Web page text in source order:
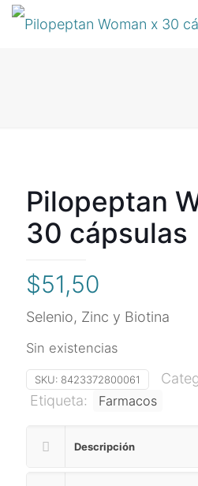
Pilopeptan
30 cápsulas
$51,50
Selenio, Zinc y Biotina
Sin existencias
SKU: 8423372800061
Etiqueta:
Farmacos
Descripción